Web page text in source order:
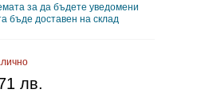
за да бъдете уведомени
бъде доставен на склад
лв.